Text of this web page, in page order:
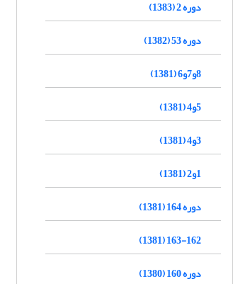
دوره 2 (1383)
دوره 53 (1382)
8و7و6 (1381)
5و4 (1381)
3و4 (1381)
1و2 (1381)
دوره 164 (1381)
163-162 (1381)
دوره 160 (1380)